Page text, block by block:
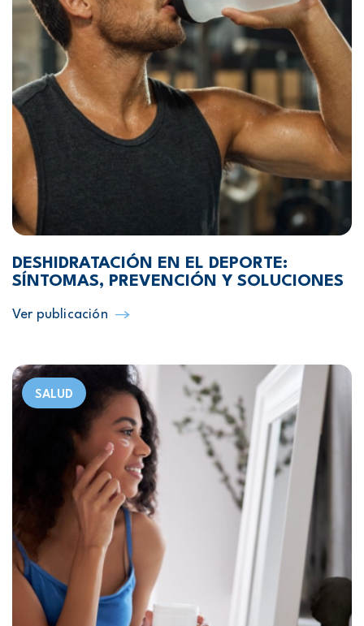
DESHIDRATACIÓN EN EL DEPORTE:
SÍNTOMAS, PREVENCIÓN Y SOLUCIONES
Ver publicación
SALUD